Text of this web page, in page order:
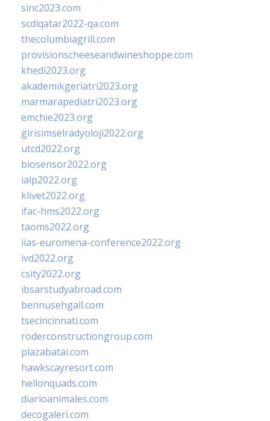
sinc2023.com
scdlqatar2022-qa.com
thecolumbiagrill.com
provisionscheeseandwineshoppe.com
khedi2023.org
akademikgeriatri2023.org
marmarapediatri2023.org
emchie2023.org
girisimselradyoloji2022.org
utcd2022.org
biosensor2022.org
ialp2022.org
klivet2022.org
ifac-hms2022.org
taoms2022.org
iias-euromena-conference2022.org
ivd2022.org
csity2022.org
ibsarstudyabroad.com
bennusehgall.com
tsecincinnati.com
roderconstructiongroup.com
plazabatai.com
hawkscayresort.com
hellonquads.com
diarioanimales.com
decogaleri.com